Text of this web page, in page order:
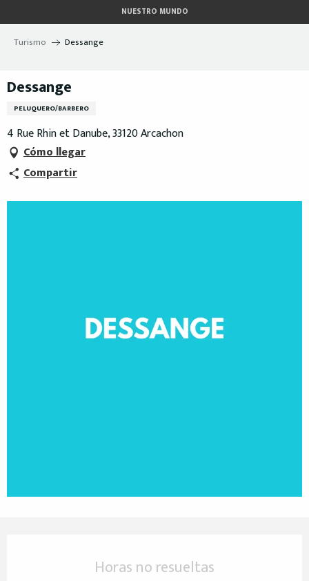
au
contenu
NUESTRO MUNDO
Turismo Dessange
Dessange
PELUQUERO/BARBERO
4 Rue Rhin et Danube, 33120 Arcachon
Cómo llegar
Compartir
Horas no resueltas